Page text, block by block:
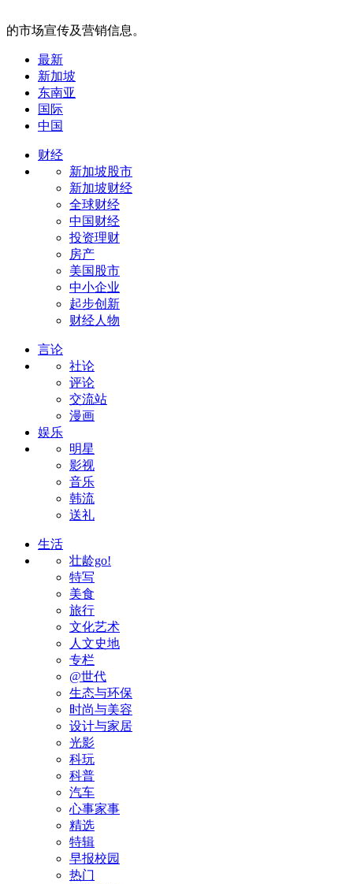
的市场宣传及营销信息。
最新
新加坡
东南亚
国际
中国
财经
新加坡股市
新加坡财经
全球财经
中国财经
投资理财
房产
美国股市
中小企业
起步创新
财经人物
言论
社论
评论
交流站
漫画
娱乐
明星
影视
音乐
韩流
送礼
生活
壮龄go!
特写
美食
旅行
文化艺术
人文史地
专栏
@世代
生态与环保
时尚与美容
设计与家居
光影
科玩
科普
汽车
心事家事
精选
特辑
早报校园
热门